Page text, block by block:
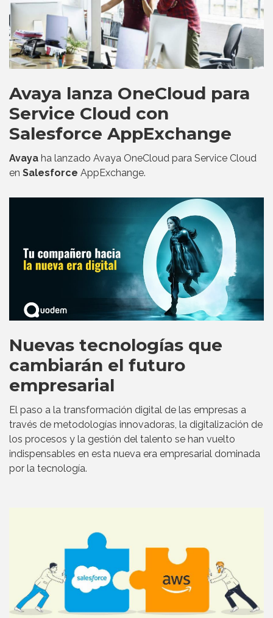
Avaya lanza OneCloud para
Service Cloud con
Salesforce AppExchange
Avaya ha lanzado Avaya OneCloud para Service Cloud
en Salesforce AppExchange.
Nuevas tecnologías que
cambiarán el futuro
empresarial
El paso a la transformación digital de las empresas a
través de metodologías innovadoras, la digitalización de
los procesos y la gestión del talento se han vuelto
indispensables en esta nueva era empresarial dominada
por la tecnología.